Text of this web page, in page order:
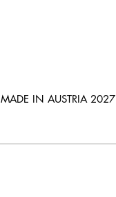
MADE IN AUSTRIA 2027